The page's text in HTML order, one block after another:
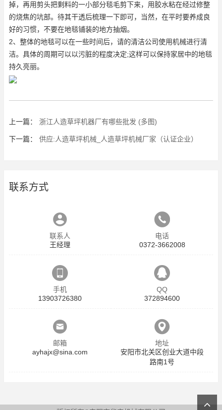
掉，再用剪头把剩料的一小部分毯毛剪下来，用胶水粘在经过修整
的烧焦的坑部。待其干透后梳理一下即可，当然，在平时要养成良
好的习惯，不要在地毯铺装的地方抽烟。
2、整体的地毯可以在一些时间后，请的清洁公司使用机械进行清
洁。具体的周期可以以污脏的程度决定;这样可以保持家居中的地毯
持久亮丽。
上一篇： 浙江人造草坪机器厂有哪些批发 (多图)
下一篇： 供应:人造草坪机械_人造草坪机械厂家（认证企业）
联系方式
联系人
王经理
电话
0372-3662008
手机
13903726380
QQ
372894600
邮箱
ayhajx@sina.com
地址
安阳市北关区创业大道中段
路南1号